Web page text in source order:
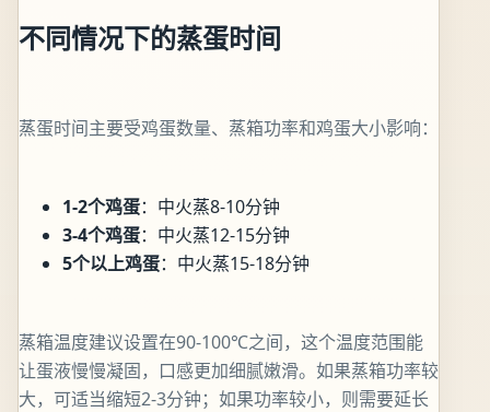
不同情况下的蒸蛋时间
蒸蛋时间主要受鸡蛋数量、蒸箱功率和鸡蛋大小影响：
1-2个鸡蛋：中火蒸8-10分钟
3-4个鸡蛋：中火蒸12-15分钟
5个以上鸡蛋：中火蒸15-18分钟
蒸箱温度建议设置在90-100℃之间，这个温度范围能
让蛋液慢慢凝固，口感更加细腻嫩滑。如果蒸箱功率较
大，可适当缩短2-3分钟；如果功率较小，则需要延长